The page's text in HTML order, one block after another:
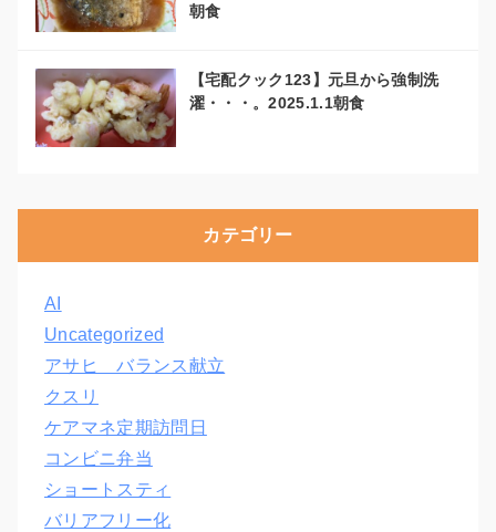
朝食
【宅配クック123】元旦から強制洗
濯・・・。2025.1.1朝食
カテゴリー
AI
Uncategorized
アサヒ バランス献立
クスリ
ケアマネ定期訪問日
コンビニ弁当
ショートスティ
バリアフリー化